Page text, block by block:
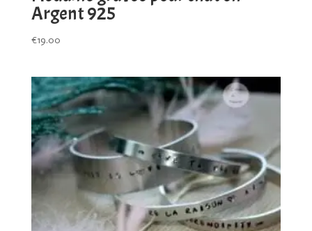
Argent 925
€19.00